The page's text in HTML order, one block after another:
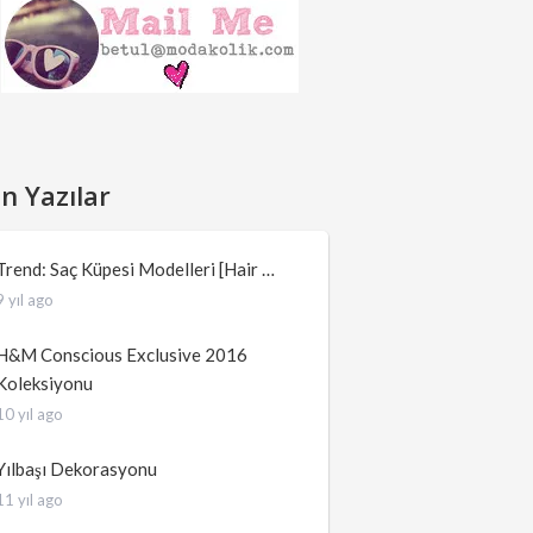
Yazılar
Saç Küpesi Modelleri [Hair …
yıl ago
Conscious Exclusive 2016
yıl ago
Dekorasyonu
yıl ago